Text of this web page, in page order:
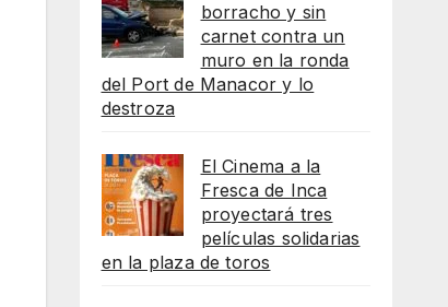
borracho y sin
carnet contra un
muro en la ronda
del Port de Manacor y lo
destroza
El Cinema a la
Fresca de Inca
proyectará tres
películas solidarias
en la plaza de toros